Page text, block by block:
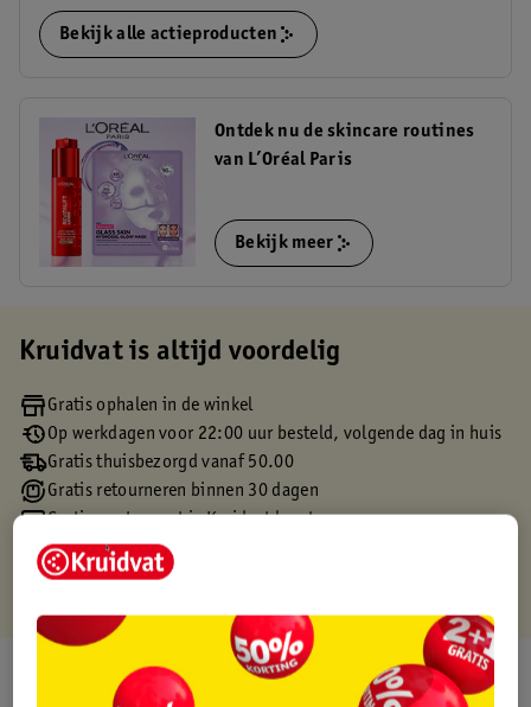
Bekijk alle actieproducten
Ontdek nu de skincare routines
van L’Oréal Paris
Bekijk meer
Kruidvat is altijd voordelig
Gratis ophalen in de winkel
Op werkdagen voor 22:00 uur besteld, volgende dag in huis
Gratis thuisbezorgd vanaf 50.00
Gratis retourneren binnen 30 dagen
Gratis punten met je Kruidvat kaart
Over dit product